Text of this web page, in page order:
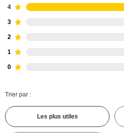
4
3
2
1
0
Trier par :
Les plus utiles